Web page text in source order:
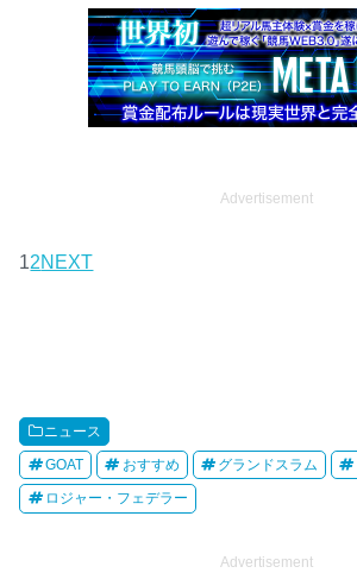
Advertisement
12NEXT
ニュース
GOAT おすすめ グランドスラム
ロジャー・フェデラー
Advertisement